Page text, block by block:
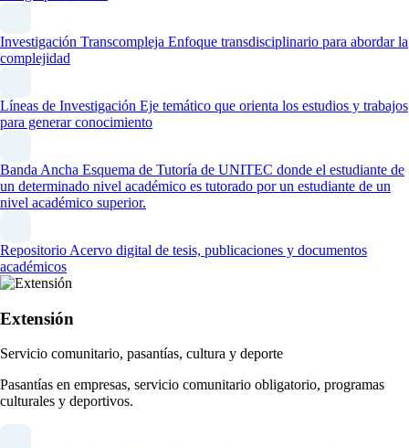
Investigación Transcompleja Enfoque transdisciplinario para abordar la
complejidad
Líneas de Investigación Eje temático que orienta los estudios y trabajos
para generar conocimiento
Banda Ancha Esquema de Tutoría de UNITEC donde el estudiante de
un determinado nivel académico es tutorado por un estudiante de un
nivel académico superior.
Repositorio Acervo digital de tesis, publicaciones y documentos
académicos
Extensión
Servicio comunitario, pasantías, cultura y deporte
Pasantías en empresas, servicio comunitario obligatorio, programas
culturales y deportivos.